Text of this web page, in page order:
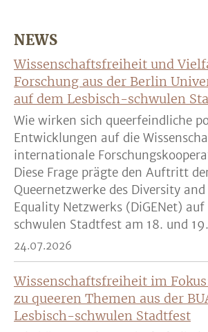
NEWS
Wissenschaftsfreiheit und
Forschung aus der Berlin
auf dem Lesbisch-schwulen
Wie wirken sich queerfeindliche
Entwicklungen auf die
internationale
Diese Frage prägte den Auftritt
Queernetzwerke des Diversity and
Equality Netzwerks (DiGENet)
schwulen Stadtfest am 18. und
24.07.2026
Wissenschaftsfreiheit im
zu queeren Themen aus der
Lesbisch-schwulen Stadtfest